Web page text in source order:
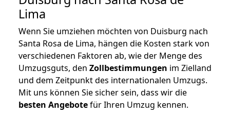
Lima
Wenn Sie umziehen möchten von Duisburg nach
Santa Rosa de Lima, hängen die Kosten stark von
verschiedenen Faktoren ab, wie der Menge des
Umzugsguts, den Zollbestimmungen im Zielland
und dem Zeitpunkt des internationalen Umzugs.
Mit uns können Sie sicher sein, dass wir die
besten Angebotefür Ihren Umzug kennen.